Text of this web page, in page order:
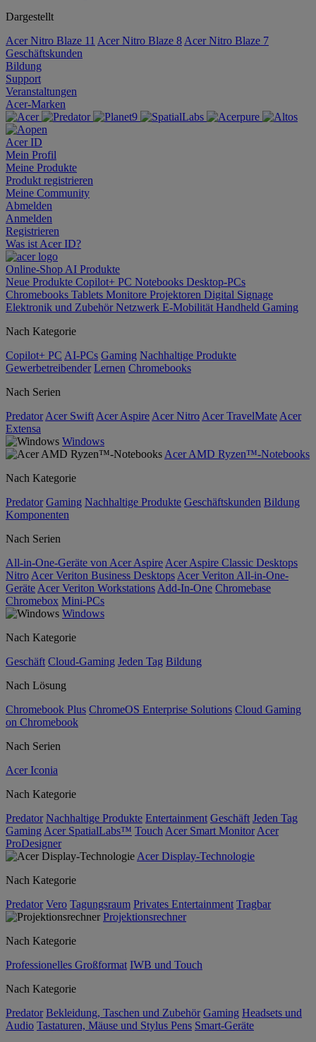
Dargestellt
Acer Nitro Blaze 11 Acer Nitro Blaze 8 Acer Nitro Blaze 7
Geschäftskunden
Bildung
Support
Veranstaltungen
Acer-Marken
Acer ID
Mein Profil
Meine Produkte
Produkt registrieren
Meine Community
Abmelden
Anmelden
Registrieren
Was ist Acer ID?
Online-Shop AI Produkte
Neue Produkte Copilot+ PC Notebooks Desktop-PCs
Chromebooks Tablets Monitore Projektoren Digital Signage
Elektronik und ZubehörNetzwerk E-Mobilität Handheld Gaming
Nach Kategorie
Copilot+ PC AI-PCs Gaming Nachhaltige Produkte
Gewerbetreibender Lernen Chromebooks
Nach Serien
Predator Acer Swift Acer Aspire Acer Nitro Acer TravelMate Acer
Extensa
Windows
Acer AMD Ryzen™-Notebooks
Nach Kategorie
Predator Gaming Nachhaltige Produkte Geschäftskunden Bildung
Komponenten
Nach Serien
All-in-One-Geräte von Acer Aspire Acer Aspire Classic Desktops
Nitro Acer Veriton Business Desktops Acer Veriton All-in-One-
Geräte Acer Veriton Workstations Add-In-One Chromebase
Chromebox Mini-PCs
Windows
Nach Kategorie
Geschäft Cloud-Gaming Jeden Tag Bildung
Nach Lösung
Chromebook Plus ChromeOS Enterprise Solutions Cloud Gaming
on Chromebook
Nach Serien
Acer Iconia
Nach Kategorie
Predator Nachhaltige Produkte Entertainment Geschäft Jeden Tag
Gaming Acer SpatialLabs™ Touch Acer Smart Monitor Acer
ProDesigner
Acer Display-Technologie
Nach Kategorie
Predator Vero Tagungsraum Privates Entertainment Tragbar
Projektionsrechner
Nach Kategorie
Professionelles Großformat IWB und Touch
Nach Kategorie
Predator Bekleidung, Taschen und Zubehör Gaming Headsets und
Audio Tastaturen, Mäuse und Stylus Pens Smart-Geräte